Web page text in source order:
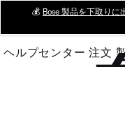
Main
💰 Bose 製品を下取り
ヘルプセンター 注文